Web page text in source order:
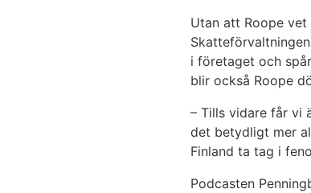
Utan att Roope
i företaget och
blir också Roope
– Tills vidare får vi
det betydligt mer
Finland ta tag i
Podcasten